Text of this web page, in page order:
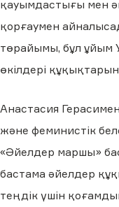
қауымдастығы мен
қорғаумен
төрайымы, бұл ұйым
өкілдері
Анастасия
және феминистік
«Әйелдер маршы»
бастама әйелдер
теңдік үшін